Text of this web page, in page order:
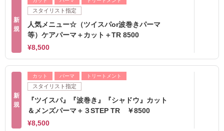
新
規
スタイリスト指定
人気メニュー☆（ツイスパor波巻きパーマ
等）ケアパーマ＋カット＋TR 8500
¥8,500
新
規
カット パーマ トリートメント
スタイリスト指定
『ツイスパ』『波巻き』『シャドウ』カット
＆メンズパーマ＋３STEP TR ￥8500
¥8,500